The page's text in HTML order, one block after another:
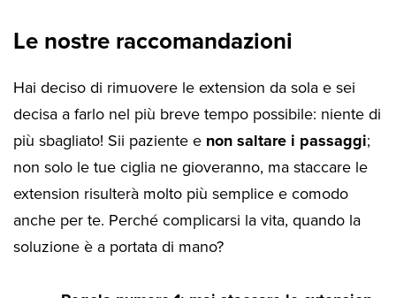
Le nostre raccomandazioni
Hai deciso di rimuovere le extension da sola e sei
decisa a farlo nel più breve tempo possibile: niente di
più sbagliato! Sii paziente e non saltare i passaggi;
non solo le tue ciglia ne gioveranno, ma staccare le
extension risulterà molto più semplice e comodo
anche per te. Perché complicarsi la vita, quando la
soluzione è a portata di mano?